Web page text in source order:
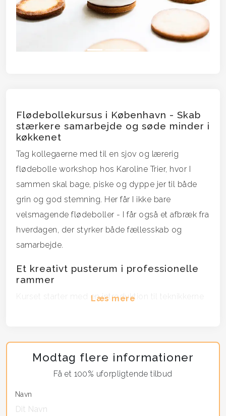
Flødebollekursus i København - Skab
stærkere samarbejde og søde minder i
køkkenet
Tag kollegaerne med til en sjov og lærerig
flødebolle workshop hos Karoline Trier, hvor I
sammen skal bage, piske og dyppe jer til både
grin og god stemning. Her får I ikke bare
velsmagende flødeboller - I får også et afbræk fra
hverdagen, der styrker både fællesskab og
samarbejde.
Et kreativt pusterum i professionelle
rammer
Kurset starter med en introduktion til teknikkerne
bagning af bunde og piskning af skum til
temperering og dyp i chokolade. Undervejs er der
tid til kaffe og samtaler, og efter to timers aktivitet
Læs mere
Modtag flere informationer
Få et 100% uforpligtende tilbud
Navn